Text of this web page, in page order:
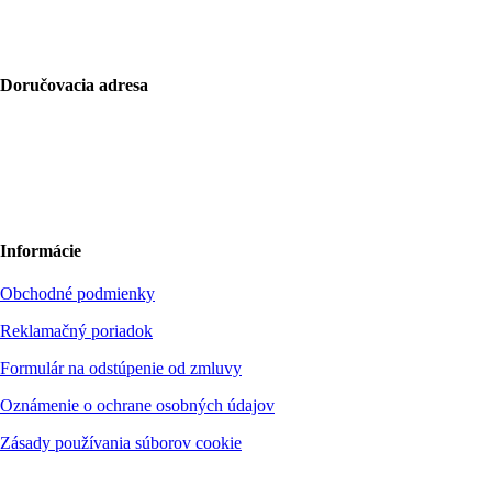
Doručovacia adresa
Informácie
Obchodné podmienky
Reklamačný poriadok
Formulár na odstúpenie od zmluvy
Oznámenie o ochrane osobných údajov
Zásady používania súborov cookie